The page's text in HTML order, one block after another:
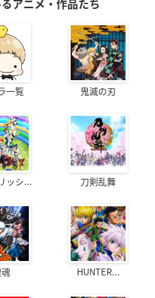
アニメ・作品たち
一覧 鬼滅の刃
ッシ... 刀剣乱舞
HUNTER...